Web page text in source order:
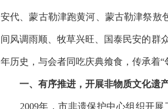
安代、蒙古勒津跑黄河、蒙古勒津祭敖
间风调雨顺、牧草兴旺、国泰民安的群
年历史，与会者同吃庆典飨食，传承着“
一、有序推进，开展非物质文化遗
2009年，市非遗保护中心组织开展